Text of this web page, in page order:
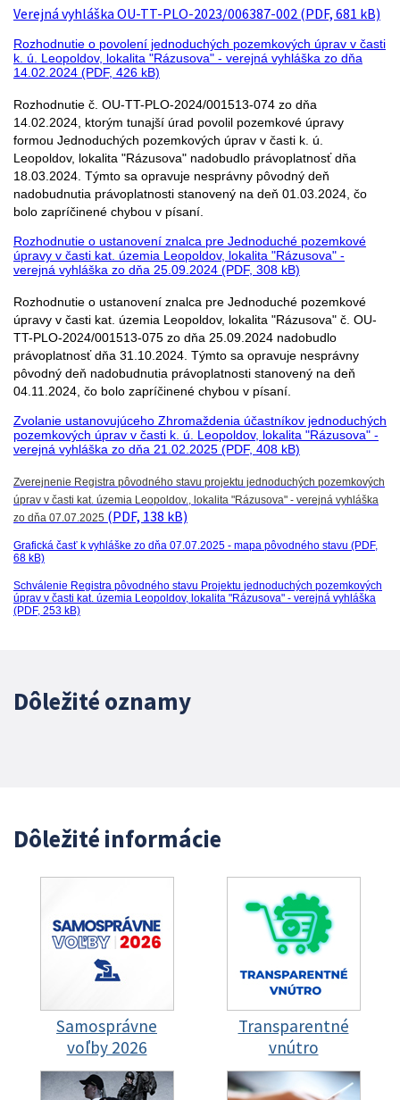
Verejná vyhláška OU-TT-PLO-2023/006387-002 (PDF, 681 kB)
Rozhodnutie o povolení jednoduchých pozemkových úprav v časti
k. ú. Leopoldov, lokalita "Rázusova" - verejná vyhláška zo dňa
14.02.2024 (PDF, 426 kB)
Rozhodnutie č. OU-TT-PLO-2024/001513-074 zo dňa
14.02.2024, ktorým tunajší úrad povolil pozemkové úpravy
formou Jednoduchých pozemkových úprav v časti k. ú.
Leopoldov, lokalita "Rázusova" nadobudlo právoplatnosť dňa
18.03.2024. Týmto sa opravuje nesprávny pôvodný deň
nadobudnutia právoplatnosti stanovený na deň 01.03.2024, čo
bolo zapríčinené chybou v písaní.
Rozhodnutie o ustanovení znalca pre Jednoduché pozemkové
úpravy v časti kat. územia Leopoldov, lokalita "Rázusova" -
verejná vyhláška zo dňa 25.09.2024 (PDF, 308 kB)
Rozhodnutie o ustanovení znalca pre Jednoduché pozemkové
úpravy v časti kat. územia Leopoldov, lokalita "Rázusova" č. OU-
TT-PLO-2024/001513-075 zo dňa 25.09.2024 nadobudlo
právoplatnosť dňa 31.10.2024. Týmto sa opravuje nesprávny
pôvodný deň nadobudnutia právoplatnosti stanovený na deň
04.11.2024, čo bolo zapríčinené chybou v písaní.
Zvolanie ustanovujúceho Zhromaždenia účastníkov jednoduchých
pozemkových úprav v časti k. ú. Leopoldov, lokalita "Rázusova" -
verejná vyhláška zo dňa 21.02.2025 (PDF, 408 kB)
Zverejnenie Registra pôvodného stavu projektu jednoduchých pozemkových
úprav v časti kat. územia Leopoldov., lokalita "Rázusova" - verejná vyhláška
zo dňa 07.07.2025 (PDF, 138 kB)
Grafická časť k vyhláške zo dňa 07.07.2025 - mapa pôvodného stavu (PDF,
68 kB)
Schválenie Registra pôvodného stavu Projektu jednoduchých pozemkových
úprav v časti kat. územia Leopoldov, lokalita "Rázusova" - verejná vyhláška
(PDF, 253 kB)
Dôležité oznamy
Dôležité informácie
Samosprávne
voľby 2026
Transparentné
vnútro